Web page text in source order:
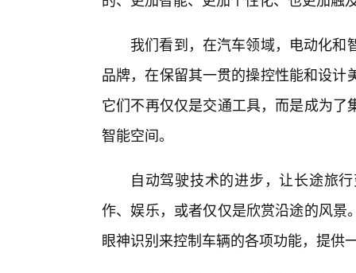
我们看到，在汽车领域，电动化
品牌，在保留其一贯的操控性能和设计
它们不再仅仅是交通工具，而是成为
智能空间。
自动驾驶技术的进步，让长途旅
作、娱乐，或者仅仅是欣赏沿途的风
眼神识别来控制车辆的各项功能，提供